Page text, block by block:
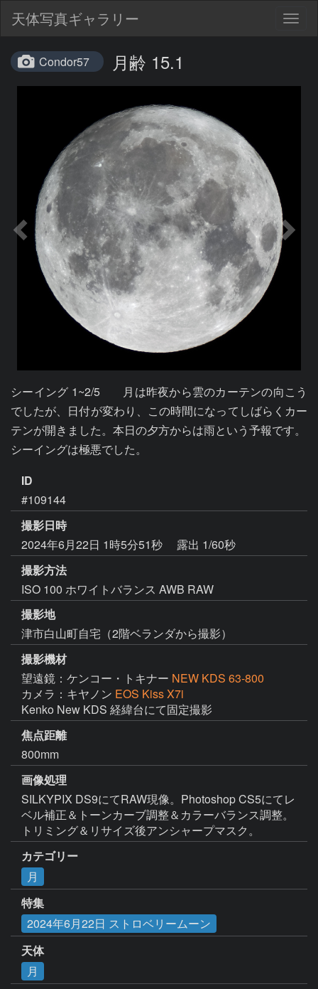
天体写真ギャラリー
Condor57 月齢 15.1
シーイング 1~2/5　　月は昨夜から雲のカーテンの向こう
でしたが、日付が変わり、この時間になってしばらくカー
テンが開きました。本日の夕方からは雨という予報です。
シーイングは極悪でした。
ID
#109144
撮影日時
2024年6月22日 1時5分51秒
露出 1/60秒
撮影方法
ISO 100 ホワイトバランス AWB RAW
撮影地
津市白山町自宅（2階ベランダから撮影）
撮影機材
望遠鏡：ケンコー・トキナー NEW KDS 63-800
カメラ：キヤノン EOS Kiss X7i
Kenko New KDS 経緯台にて固定撮影
焦点距離
800mm
画像処理
SILKYPIX DS9にてRAW現像。Photoshop CS5にてレ
ベル補正＆トーンカーブ調整＆カラーバランス調整。
トリミング＆リサイズ後アンシャープマスク。
カテゴリー
月
特集
2024年6月22日 ストロベリームーン
天体
月